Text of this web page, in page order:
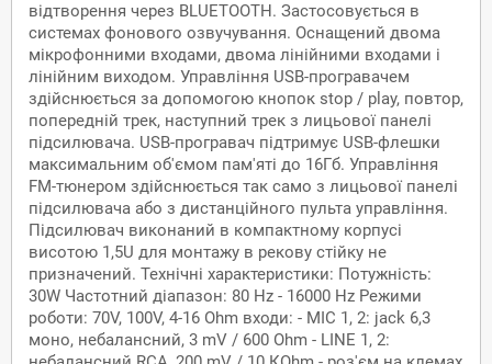
відтворення через BLUETOOTH. Застосовується в
системах фонового озвучування. Оснащений двома
мікрофонними входами, двома лінійними входами і
лінійним виходом. Управління USB-програвачем
здійснюється за допомогою кнопок stop / play, повтор,
попередній трек, наступний трек з лицьової панелі
підсилювача. USB-програвач підтримує USB-флешки
максимальним об'ємом пам'яті до 16Гб. Управління
FM-тюнером здійснюється так само з лицьової панелі
підсилювача або з дистанційного пульта управління.
Підсилювач виконаний в компактному корпусі
висотою 1,5U для монтажу в рекову стійку не
призначений. Технічні характеристики: Потужність:
30W Частотний діапазон: 80 Hz - 16000 Hz Режими
роботи: 70V, 100V, 4-16 Ohm входи: - MIC 1, 2: jack 6,3
моно, небалансний, 3 mV / 600 Ohm - LINE 1, 2: